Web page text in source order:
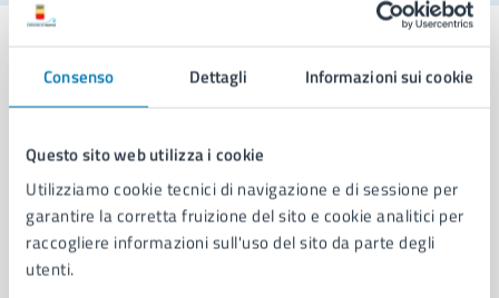
Consenso Dettagli Informazioni sui cookie
Questo sito web utilizza i cookie
Utilizziamo cookie tecnici di navigazione e di sessione per
garantire la corretta fruizione del sito e cookie analitici per
raccogliere informazioni sull'uso del sito da parte degli
utenti.
AMMINISTRAZIONE
Aree amministrative
Organi di governo
Municipalità